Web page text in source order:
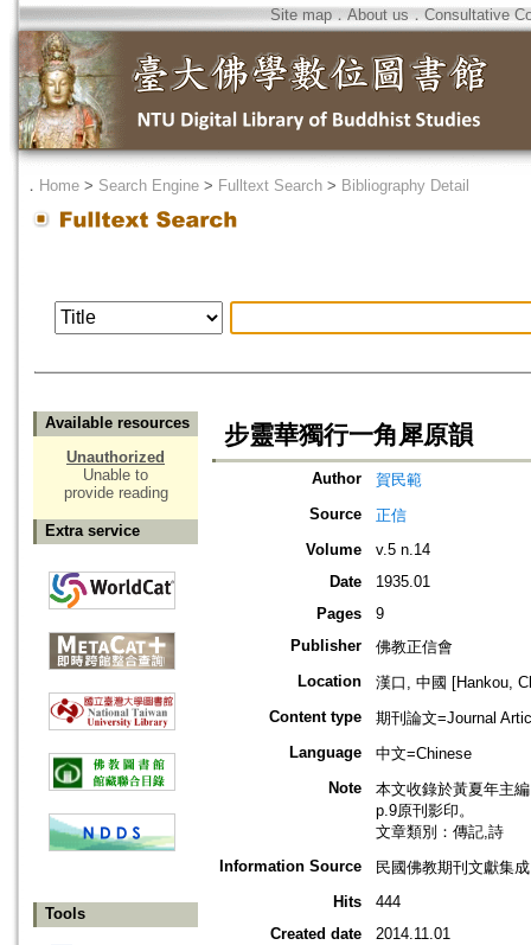
Site map．About us ． Consultative
． Home > Search Engine > Fulltext Search > Bibliography Detail
Available resources
Unauthorized
Unable to
provide reading
Extra service
Tools
步靈華獨行一角犀原韻
Author
賀民範
Source
正信
Volume
v.5 n.14
Date
1935.01
Pages
9
Publisher
佛教正信會
Location
漢口, 中國 [Hankou,
Content type
期刊論文=Journal
Language
中文=Chinese
Note
本文收錄於黃夏年主
p.9原刊影印。
文章類別：傳記,詩
Information Source
民國佛教期刊文獻集
Hits
444
Created date
2014.11.01